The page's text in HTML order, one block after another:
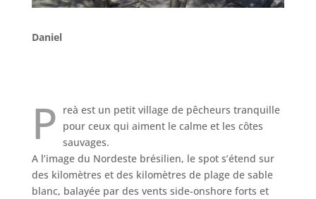
Daniel
P reà est un petit village de pêcheurs tranquille
pour ceux qui aiment le calme et les côtes
sauvages.
A l’image du Nordeste brésilien, le spot s’étend sur
des kilomètres et des kilomètres de plage de sable
blanc, balayée par des vents side-onshore forts et